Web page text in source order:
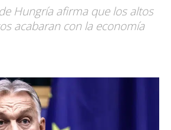
Hungría afirma que los altos
acabaran con la economía